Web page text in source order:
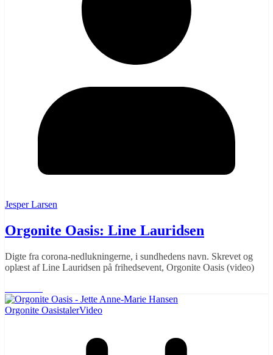
Jesper Larsen
Orgonite Oasis: Line Lauridsen
Digte fra corona-nedlukningerne, i sundhedens navn. Skrevet og
oplæst af Line Lauridsen på frihedsevent, Orgonite Oasis (video)
Orgonite OasistalerVideo